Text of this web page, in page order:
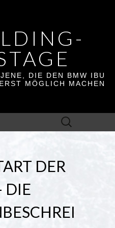
DIE DEN BMW IBU
MÖGLICH MACHEN
Suchen
nach:
DER
DIE